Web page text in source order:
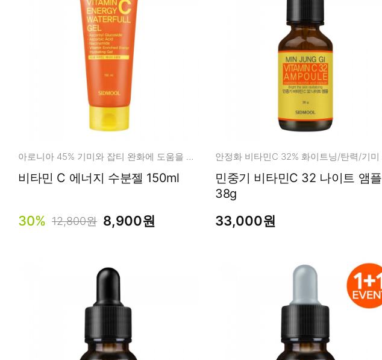
아로니아 45% 기미와 잡티 완화에 도움을 줍니다.
비타민 C 에너지 수분젤 150ml
30% 12,800원 8,900원
민중기 비타민C 32 나이트 앰플
38g
33,000원